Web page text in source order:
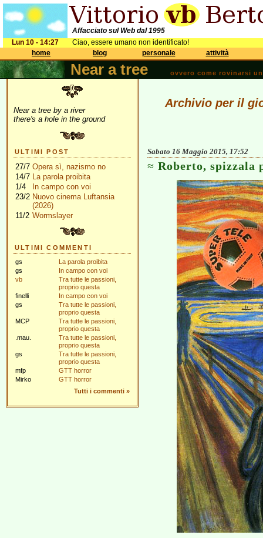
Affacciato sul Web dal 1995
Lun 10 - 14:27
Ciao, essere umano non identificato!
home
blog personale attività
Near a tree ovvero come rovinarsi
Near a tree by a river
there's a hole in the ground
ULTIMI POST
27/7 Opera sì, nazismo no
14/7 La parola proibita
1/4
In campo con voi
23/2 Nuovo cinema Luftansia
(2026)
11/2 Wormslayer
ULTIMI COMMENTI
gs
La parola proibita
gs
In campo con voi
vb
Tra tutte le passioni,
proprio questa
finelli
In campo con voi
gs
Tra tutte le passioni,
proprio questa
MCP
Tra tutte le passioni,
proprio questa
.mau.
Tra tutte le passioni,
proprio questa
gs
Tra tutte le passioni,
proprio questa
mfp
GTT horror
Mirko
GTT horror
Tutti i commenti »
Archivio per il
Sabato 16 Maggio 2015, 17:52
Roberto, spizzala